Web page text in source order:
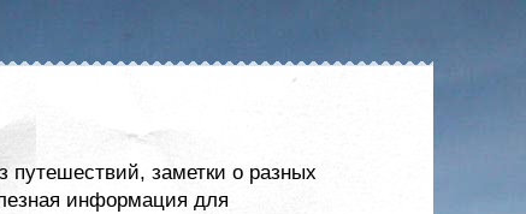
путешествий, заметки о разных
информация для